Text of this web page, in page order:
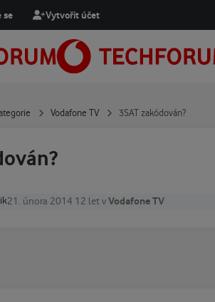
se Vytvořit účet
Vodafone TV 3SAT zakódován?
21. února 2014 12 let vVodafone TV